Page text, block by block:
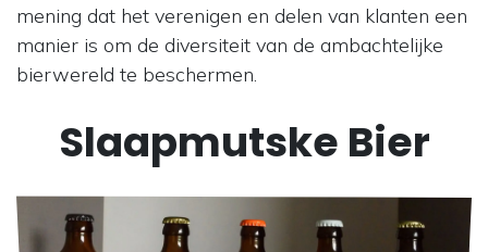
mening dat het verenigen en delen van klanten een
manier is om de diversiteit van de ambachtelijke
bierwereld te beschermen.
Slaapmutske Bier​